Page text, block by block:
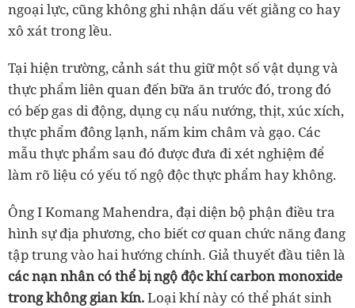
ngoại lực, cũng không ghi nhận dấu vết giằng co hay
xô xát trong lều.
Tại hiện trường, cảnh sát thu giữ một số vật dụng và
thực phẩm liên quan đến bữa ăn trước đó, trong đó
có bếp gas di động, dụng cụ nấu nướng, thịt, xúc xích,
thực phẩm đông lạnh, nấm kim châm và gạo. Các
mẫu thực phẩm sau đó được đưa đi xét nghiệm để
làm rõ liệu có yếu tố ngộ độc thực phẩm hay không.
Ông I Komang Mahendra, đại diện bộ phận điều tra
hình sự địa phương, cho biết cơ quan chức năng đang
tập trung vào hai hướng chính. Giả thuyết đầu tiên là
các nạn nhân có thể bị ngộ độc khí carbon monoxide
trong không gian kín.Loại khí này có thể phát sinh